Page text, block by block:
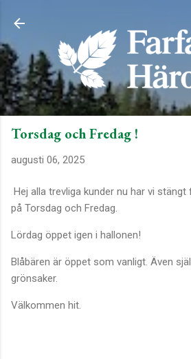
Torsdag och Fredag !
augusti 06, 2025
Hej alla trevliga kunder nu har vi
på Torsdag och Fredag.
Lördag öppet igen i hallonen!
Blåbären är öppet som vanligt. Även
grönsaker.
Välkommen hit.